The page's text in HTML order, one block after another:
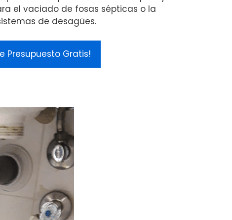
el vaciado de fosas sépticas o la
de desagües.
Presupuesto Gratis!